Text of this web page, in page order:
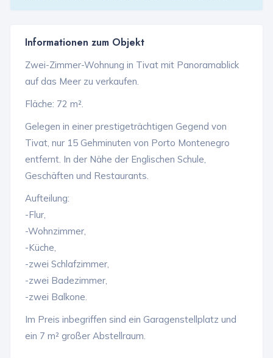
Informationen zum Objekt
Zwei-Zimmer-Wohnung in Tivat mit Panoramablick
auf das Meer zu verkaufen.
Fläche: 72 m².
Gelegen in einer prestigeträchtigen Gegend von
Tivat, nur 15 Gehminuten von Porto Montenegro
entfernt. In der Nähe der Englischen Schule,
Geschäften und Restaurants.
Aufteilung:
-Flur,
-Wohnzimmer,
-Küche,
-zwei Schlafzimmer,
-zwei Badezimmer,
-zwei Balkone.
Im Preis inbegriffen sind ein Garagenstellplatz und
ein 7 m² großer Abstellraum.